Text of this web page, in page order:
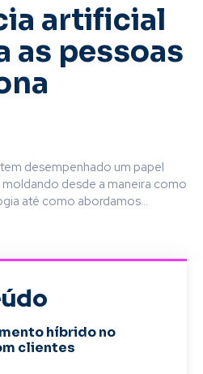
artificial
as pessoas
desempenhado um papel
desde a maneira como
até como abordamos...
híbrido no
clientes